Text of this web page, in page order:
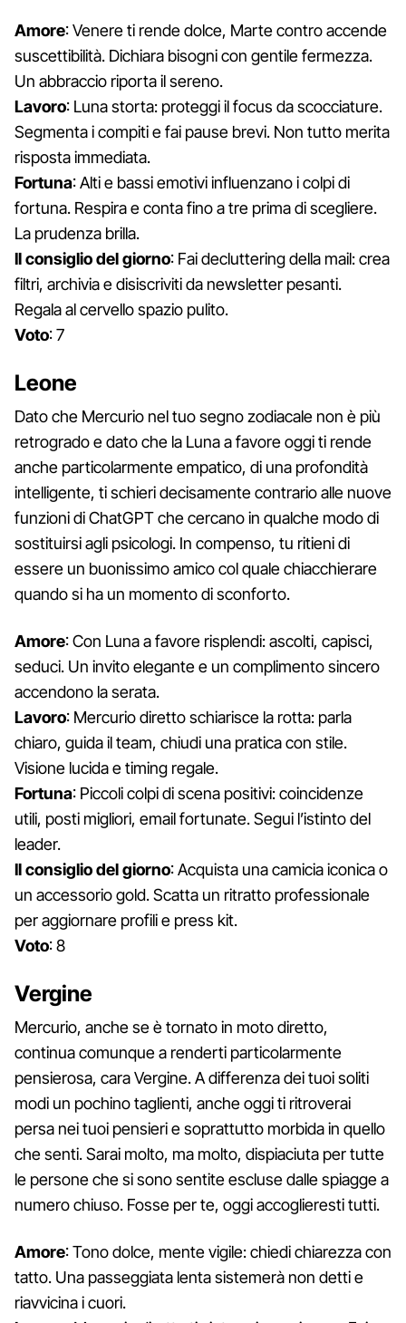
Amore: Venere ti rende dolce, Marte contro accende
suscettibilità. Dichiara bisogni con gentile fermezza.
Un abbraccio riporta il sereno.
Lavoro: Luna storta: proteggi il focus da scocciature.
Segmenta i compiti e fai pause brevi. Non tutto merita
risposta immediata.
Fortuna: Alti e bassi emotivi influenzano i colpi di
fortuna. Respira e conta fino a tre prima di scegliere.
La prudenza brilla.
Il consiglio del giorno: Fai decluttering della mail: crea
filtri, archivia e disiscriviti da newsletter pesanti.
Regala al cervello spazio pulito.
Voto: 7
Leone
Dato che Mercurio nel tuo segno zodiacale non è più
retrogrado e dato che la Luna a favore oggi ti rende
anche particolarmente empatico, di una profondità
intelligente, ti schieri decisamente contrario alle nuove
funzioni di ChatGPT che cercano in qualche modo di
sostituirsi agli psicologi. In compenso, tu ritieni di
essere un buonissimo amico col quale chiacchierare
quando si ha un momento di sconforto.
Amore: Con Luna a favore risplendi: ascolti, capisci,
seduci. Un invito elegante e un complimento sincero
accendono la serata.
Lavoro: Mercurio diretto schiarisce la rotta: parla
chiaro, guida il team, chiudi una pratica con stile.
Visione lucida e timing regale.
Fortuna: Piccoli colpi di scena positivi: coincidenze
utili, posti migliori, email fortunate. Segui l’istinto del
leader.
Il consiglio del giorno: Acquista una camicia iconica o
un accessorio gold. Scatta un ritratto professionale
per aggiornare profili e press kit.
Voto: 8
Vergine
Mercurio, anche se è tornato in moto diretto,
continua comunque a renderti particolarmente
pensierosa, cara Vergine. A differenza dei tuoi soliti
modi un pochino taglienti, anche oggi ti ritroverai
persa nei tuoi pensieri e soprattutto morbida in quello
che senti. Sarai molto, ma molto, dispiaciuta per tutte
le persone che si sono sentite escluse dalle spiagge a
numero chiuso. Fosse per te, oggi accoglieresti tutti.
Amore: Tono dolce, mente vigile: chiedi chiarezza con
tatto. Una passeggiata lenta sistemerà non detti e
riavvicina i cuori.